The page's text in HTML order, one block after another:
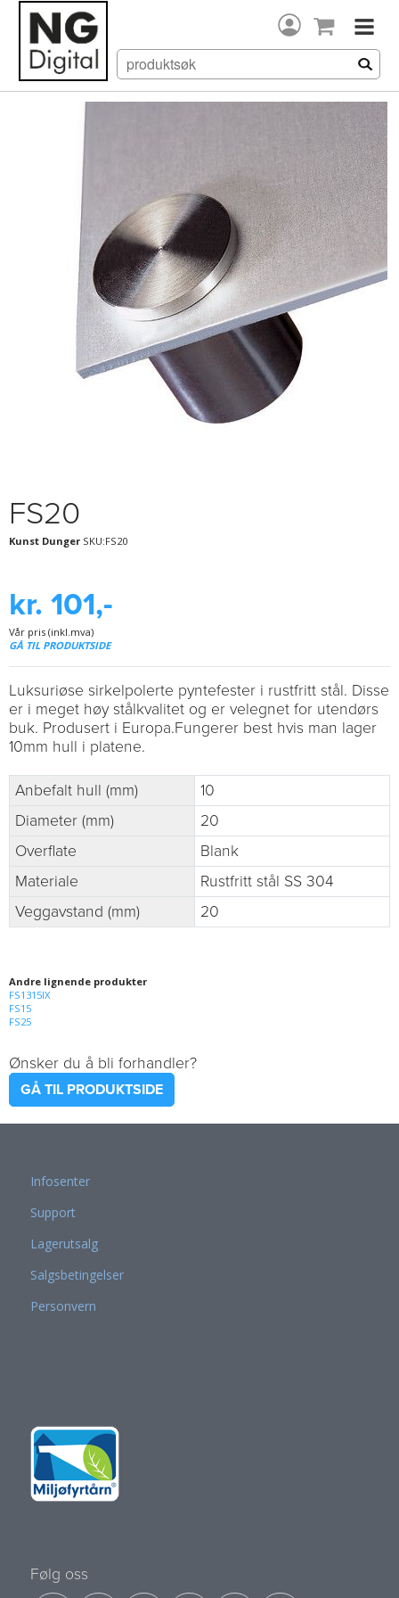
FS20
Kunst Dunger SKU:FS20
kr. 101,-
Vår pris (inkl.mva)
GÅ TIL PRODUKTSIDE
Luksuriøse sirkelpolerte pyntefester i rustfritt stål. Disse
er i meget høy stålkvalitet og er velegnet for utendørs
buk. Produsert i Europa.Fungerer best hvis man lager
10mm hull i platene.
Anbefalt hull (mm)
10
Diameter (mm)
20
Overflate
Blank
Materiale
Rustfritt stål SS 304
Veggavstand (mm)
20
Andre lignende produkter
FS1315IX
FS15
FS25
Ønsker du å bli forhandler?
GÅ TIL PRODUKTSIDE
Infosenter
Support
Lagerutsalg
Salgsbetingelser
Personvern
Følg oss